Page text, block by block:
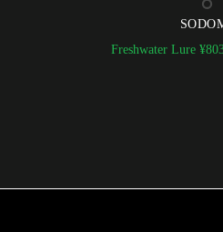
Freshwater Lure ¥